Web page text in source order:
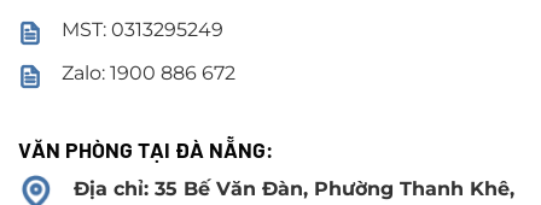
MST: 0313295249
Zalo: 1900 886 672
VĂN PHÒNG TẠI ĐÀ NẴNG:
Địa chỉ: 35 Bế Văn Đàn, Phường Thanh Khê,